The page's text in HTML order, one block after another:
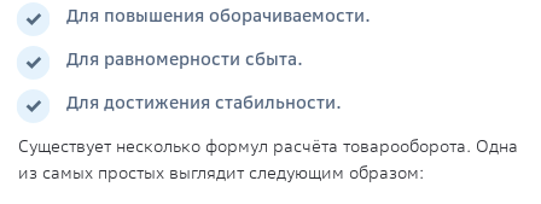
Для повышения оборачиваемости.
Для равномерности сбыта.
Для достижения стабильности.
Существует несколько формул расчёта товарооборота. Одна
из самых простых выглядит следующим образом: